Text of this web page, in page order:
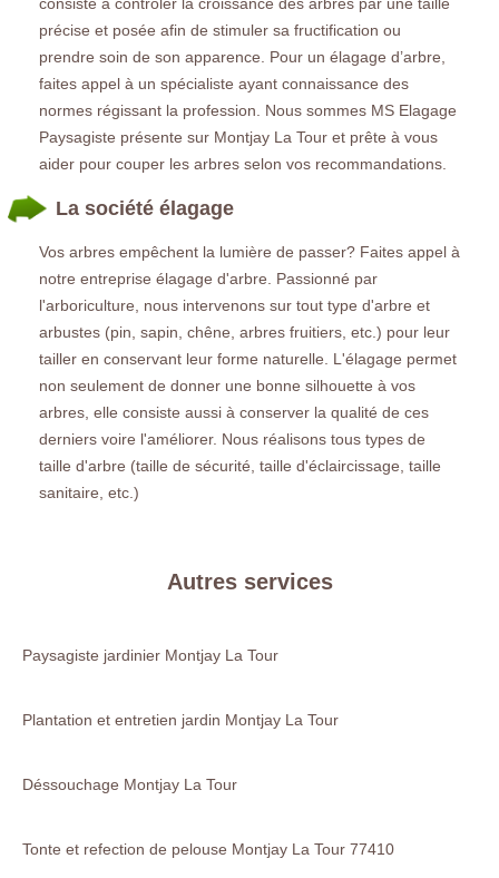
précise et posée afin de stimuler sa fructification ou
prendre soin de son apparence. Pour un élagage d’arbre,
faites appel à un spécialiste ayant connaissance des
normes régissant la profession. Nous sommes MS Elagage
Paysagiste présente sur Montjay La Tour et prête à vous
aider pour couper les arbres selon vos recommandations.
La société élagage
Vos arbres empêchent la lumière de passer? Faites appel à
notre entreprise élagage d'arbre. Passionné par
l'arboriculture, nous intervenons sur tout type d'arbre et
arbustes (pin, sapin, chêne, arbres fruitiers, etc.) pour leur
tailler en conservant leur forme naturelle. L'élagage permet
non seulement de donner une bonne silhouette à vos
arbres, elle consiste aussi à conserver la qualité de ces
derniers voire l'améliorer. Nous réalisons tous types de
taille d'arbre (taille de sécurité, taille d'éclaircissage, taille
sanitaire, etc.)
Autres services
Paysagiste jardinier Montjay La Tour
Plantation et entretien jardin Montjay La Tour
Déssouchage Montjay La Tour
Tonte et refection de pelouse Montjay La Tour 77410